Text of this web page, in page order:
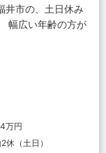
井市の、土日休み
幅広い年齢の方が
万円
休（土日）